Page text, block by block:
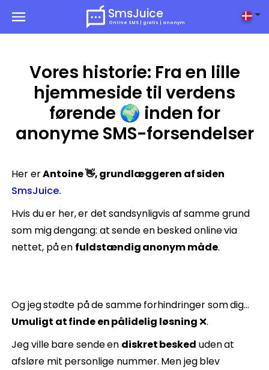
SmsJuice
Online SMS | gratis | anonym
Vores historie: Fra en lille
hjemmeside til verdens
førende 🌍 inden for
anonyme SMS-forsendelser
Her erAntoine 👋, grundlæggeren af siden
SmsJuice.
Hvis du er her, er det sandsynligvis af samme grund
som mig dengang: at sende en besked online via
nettet, på en fuldstændig anonym måde.
Og jeg stødte på de samme forhindringer som dig…
Umuligt at finde en pålidelig løsning❌.
Jeg ville bare sende en diskret besked uden at
afsløre mit personlige nummer. Men jeg blev